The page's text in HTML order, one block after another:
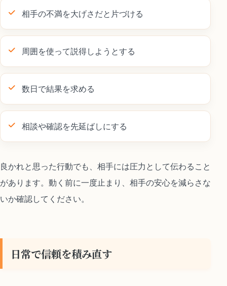
相手の不満を大げさだと片づける
周囲を使って説得しようとする
数日で結果を求める
相談や確認を先延ばしにする
良かれと思った行動でも、相手には圧力として伝わること
があります。動く前に一度止まり、相手の安心を減らさな
いか確認してください。
日常で信頼を積み直す